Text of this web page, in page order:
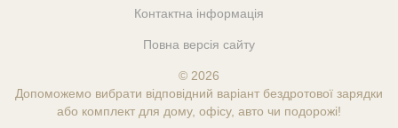
Контактна інформація
Повна версія сайту
© 2026
Допоможемо вибрати відповідний варіант бездротової зарядки
або комплект для дому, офісу, авто чи подорожі!